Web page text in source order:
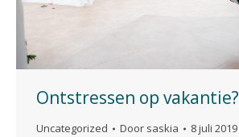
Ontstressen op vakantie?
Uncategorized Door saskia 8 juli 2019